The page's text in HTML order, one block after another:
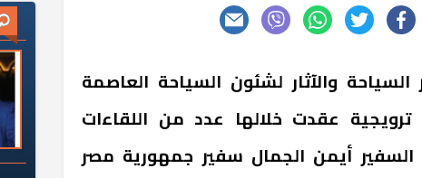
والآثار لشئون السياحة العاصمة
ترويجية عقدت خلالها عدد من اللقاءات
السفير أيمن الجمال سفير جمهورية مصر